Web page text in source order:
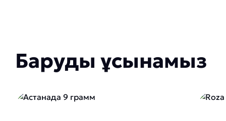
Баруды ұсынамыз